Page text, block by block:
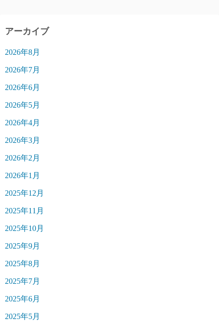
アーカイブ
2026年8月
2026年7月
2026年6月
2026年5月
2026年4月
2026年3月
2026年2月
2026年1月
2025年12月
2025年11月
2025年10月
2025年9月
2025年8月
2025年7月
2025年6月
2025年5月